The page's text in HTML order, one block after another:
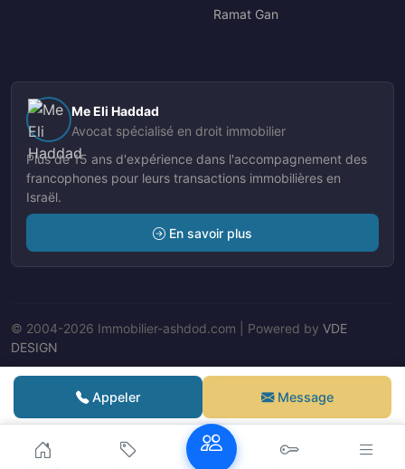
Appeler Message
Ramat Gan
Me Eli Haddad
Avocat spécialisé en droit immobilier
Plus de 15 ans d'expérience dans l'accompagnement des
francophones pour leurs transactions immobilières en
Israël.
En savoir plus
© 2004-2026 Immobilier-ashdod.com | Powered by VDE
DESIGN
Nos Agents